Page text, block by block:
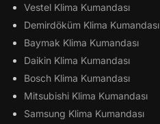
Vestel Klima Kumandası
Demirdöküm Klima Kumandası
Baymak Klima Kumandası
Daikin Klima Kumandası
Bosch Klima Kumandası
Mitsubishi Klima Kumandası
Samsung Klima Kumandası